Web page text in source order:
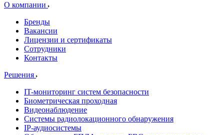
О компании
Бренды
Вакансии
Лицензии и сертификаты
Сотрудники
Контакты
Решения
IT-мониторинг систем безопасности
Биометрическая проходная
Видеонаблюдение
Системы радиолокационного обнаружения
IP-аудиосистемы